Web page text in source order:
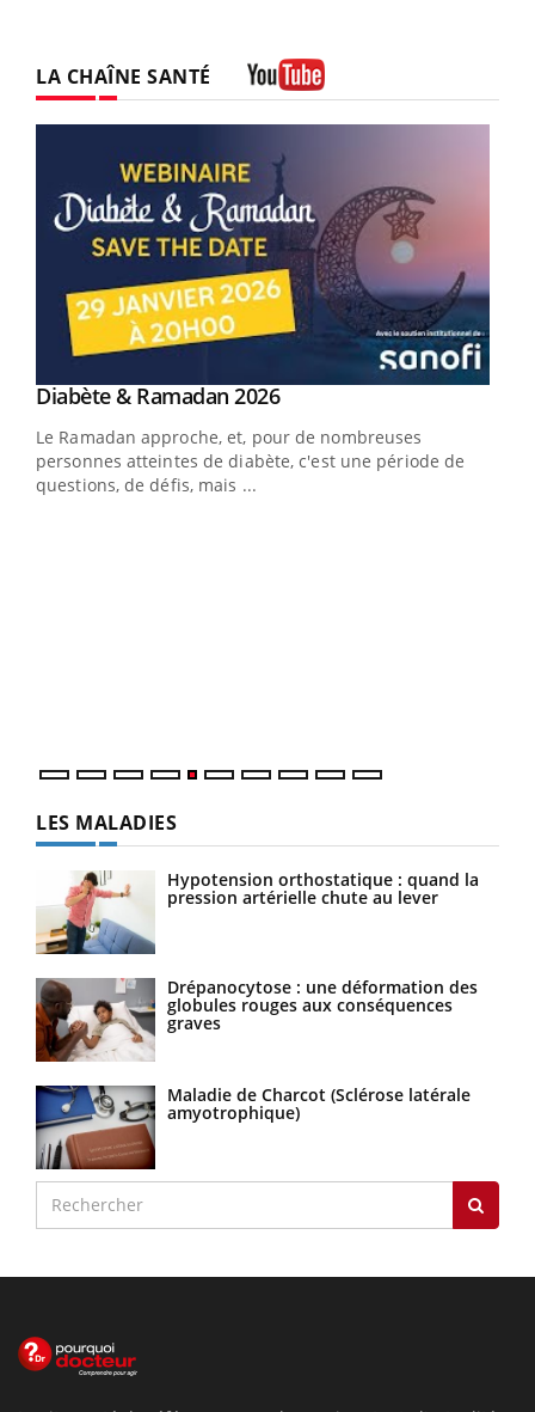
LA CHAÎNE SANTÉ
Youtube
Diabète & Ramadan 2026Youtube
Le Ramadan approche, et, pour de nombreuses
personnes atteintes de diabète, c'est une période de
questions, de défis, mais ...
Youtube
Un « jumeau numérique » pour faciliter l’accès
Un établissement lié à un groupe mutualiste innove en
matière de bilan de santé : l'utilisation d'un « jumeau
LES MALADIES
Hypotension orthostatique : quand la
pression artérielle chute au lever
Drépanocytose : une déformation des
globules rouges aux conséquences
graves
Maladie de Charcot (Sclérose latérale
amyotrophique)